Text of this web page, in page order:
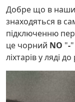
Добре що в
знаходяться в
підключенню
це чорний NO "-
ліхтарів у ляді